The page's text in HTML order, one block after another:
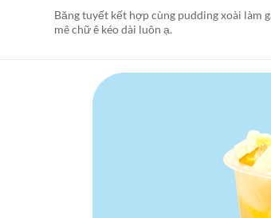
Băng tuyết kết hợp cùng pudding xoài làm
mê chữ ê kéo dài luôn ạ.